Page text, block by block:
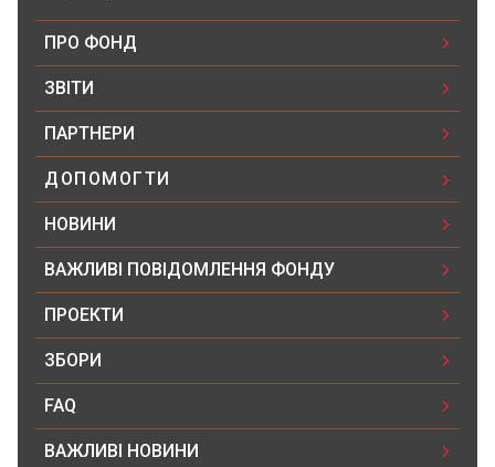
ПРО ФОНД
ЗВІТИ
ПАРТНЕРИ
ДОПОМОГТИ
НОВИНИ
ВАЖЛИВІ ПОВІДОМЛЕННЯ ФОНДУ
ПРОЕКТИ
ЗБОРИ
FAQ
ВАЖЛИВІ НОВИНИ